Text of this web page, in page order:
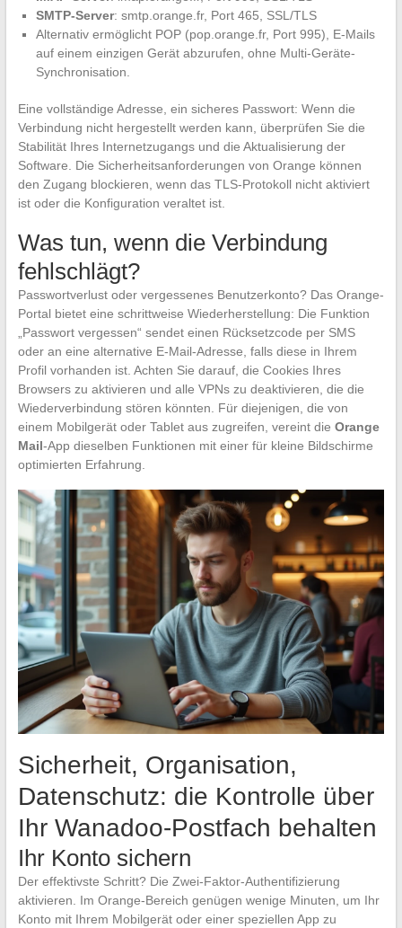
SMTP-Server: smtp.orange.fr, Port 465, SSL/TLS
Alternativ ermöglicht POP (pop.orange.fr, Port 995), E-Mails
auf einem einzigen Gerät abzurufen, ohne Multi-Geräte-
Synchronisation.
Eine vollständige Adresse, ein sicheres Passwort: Wenn die
Verbindung nicht hergestellt werden kann, überprüfen Sie die
Stabilität Ihres Internetzugangs und die Aktualisierung der
Software. Die Sicherheitsanforderungen von Orange können
den Zugang blockieren, wenn das TLS-Protokoll nicht aktiviert
ist oder die Konfiguration veraltet ist.
Was tun, wenn die Verbindung
fehlschlägt?
Passwortverlust oder vergessenes Benutzerkonto? Das Orange-
Portal bietet eine schrittweise Wiederherstellung: Die Funktion
„Passwort vergessen“ sendet einen Rücksetzcode per SMS
oder an eine alternative E-Mail-Adresse, falls diese in Ihrem
Profil vorhanden ist. Achten Sie darauf, die Cookies Ihres
Browsers zu aktivieren und alle VPNs zu deaktivieren, die die
Wiederverbindung stören könnten. Für diejenigen, die von
einem Mobilgerät oder Tablet aus zugreifen, vereint die Orange
Mail-App dieselben Funktionen mit einer für kleine Bildschirme
optimierten Erfahrung.
Sicherheit, Organisation,
Datenschutz: die Kontrolle über
Ihr Wanadoo-Postfach behalten
Ihr Konto sichern
Der effektivste Schritt? Die Zwei-Faktor-Authentifizierung
aktivieren. Im Orange-Bereich genügen wenige Minuten, um Ihr
Konto mit Ihrem Mobilgerät oder einer speziellen App zu